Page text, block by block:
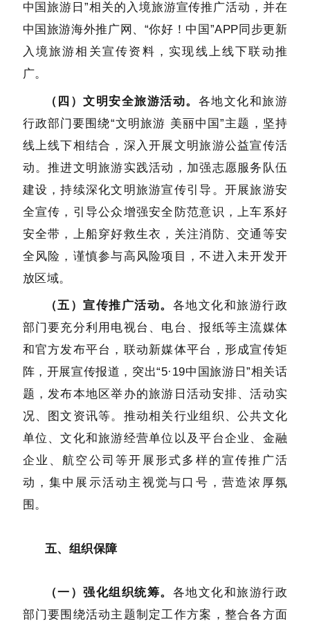
中国旅游日”相关的入境旅游宣传推广活动，并在
中国旅游海外推广网、“你好！中国”APP同步更新
入境旅游相关宣传资料，实现线上线下联动推
广。
（四）文明安全旅游活动。 各地文化和旅游
行政部门要围绕“文明旅游 美丽中国”主题，坚持
线上线下相结合，深入开展文明旅游公益宣传活
动。推进文明旅游实践活动，加强志愿服务队伍
建设，持续深化文明旅游宣传引导。开展旅游安
全宣传，引导公众增强安全防范意识，上车系好
安全带，上船穿好救生衣，关注消防、交通等安
全风险，谨慎参与高风险项目，不进入未开发开
放区域。
（五）宣传推广活动。 各地文化和旅游行政
部门要充分利用电视台、电台、报纸等主流媒体
和官方发布平台，联动新媒体平台，形成宣传矩
阵，开展宣传报道，突出“5·19中国旅游日”相关话
题，发布本地区举办的旅游日活动安排、活动实
况、图文资讯等。推动相关行业组织、公共文化
单位、文化和旅游经营单位以及平台企业、金融
企业、航空公司等开展形式多样的宣传推广活
动，集中展示活动主视觉与口号，营造浓厚氛
围。
五、组织保障
（一）强化组织统筹。 各地文化和旅游行政
部门要围绕活动主题制定工作方案，整合各方面